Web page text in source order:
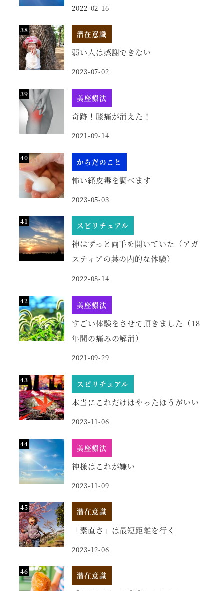
2022-02-16
潜在意識
弱い人は感謝できない
2023-07-02
美座療法
奇跡！膝痛が消えた！
2021-09-14
からだのこと
怖い経皮毒を調べます
2023-05-03
スピリチュアル
神はずっと両手を開いていた（アガ
スティアの葉の内的な体験）
2022-08-14
美座療法
すごい体験をさせて頂きました（18
年間の痛みの解消）
2021-09-29
スピリチュアル
本当にこれだけはやったほうがいい
2023-11-06
美座療法
神様はこれが嫌い
2023-11-09
潜在意識
「素直さ」は最短距離を行く
2023-12-06
潜在意識